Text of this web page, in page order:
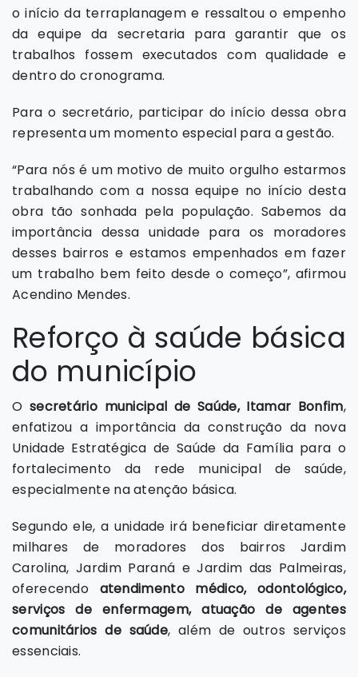
o início da terraplanagem e ressaltou o empenho
da equipe da secretaria para garantir que os
trabalhos fossem executados com qualidade e
dentro do cronograma.
Para o secretário, participar do início dessa obra
representa um momento especial para a gestão.
“Para nós é um motivo de muito orgulho estarmos
trabalhando com a nossa equipe no início desta
obra tão sonhada pela população. Sabemos da
importância dessa unidade para os moradores
desses bairros e estamos empenhados em fazer
um trabalho bem feito desde o começo”, afirmou
Acendino Mendes.
Reforço à saúde básica
do município
O secretário municipal de Saúde, Itamar Bonfim,
enfatizou a importância da construção da nova
Unidade Estratégica de Saúde da Família para o
fortalecimento da rede municipal de saúde,
especialmente na atenção básica.
Segundo ele, a unidade irá beneficiar diretamente
milhares de moradores dos bairros Jardim
Carolina, Jardim Paraná e Jardim das Palmeiras,
oferecendo atendimento médico, odontológico,
serviços de enfermagem, atuação de agentes
comunitários de saúde, além de outros serviços
essenciais.